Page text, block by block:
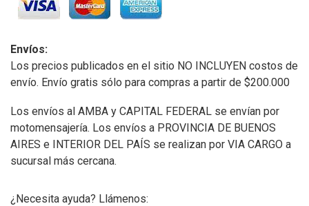
Envíos:
Los precios publicados en el sitio NO INCLUYEN costos de
envío. Envío gratis sólo para compras a partir de $200.000
Los envíos al AMBA y CAPITAL FEDERAL se envían por
motomensajería. Los envíos a PROVINCIA DE BUENOS
AIRES e INTERIOR DEL PAÍS se realizan por VIA CARGO a
sucursal más cercana.
¿Necesita ayuda? Llámenos: